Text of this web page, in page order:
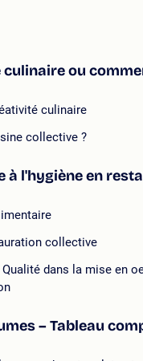
ou
culinaire
collective ?
à l'hygiène en
collective
dans la mise en
– Tableau